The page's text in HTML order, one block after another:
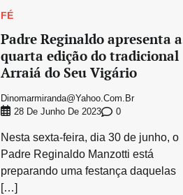
FÉ
Padre Reginaldo apresenta a
quarta edição do tradicional
Arraiá do Seu Vigário
Dinomarmiranda@yahoo.com.br
28 De Junho De 2023
0
Nesta sexta-feira, dia 30 de junho, o
Padre Reginaldo Manzotti está
preparando uma festança daquelas
[…]